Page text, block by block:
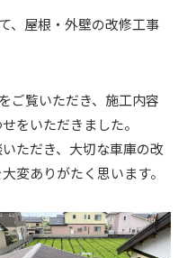
、屋根・外壁の改修工事
ご覧いただき、施工内容
をいただきました。
ただき、大切な車庫の改
変ありがたく思います。